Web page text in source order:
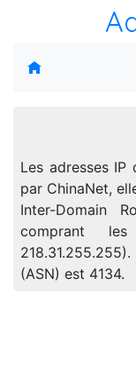
Les adresses IP
par ChinaNet,
Inter-Domain
comprant
(ASN) est 4134.